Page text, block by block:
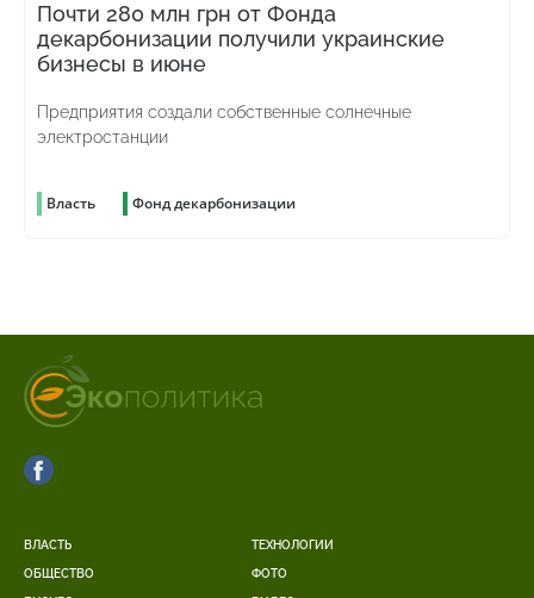
Почти 280 млн грн от Фонда
декарбонизации получили украинские
бизнесы в июне
Предприятия создали собственные солнечные
электростанции
Власть Фонд декарбонизации
ВЛАСТЬ
ОБЩЕСТВО
ТЕХНОЛОГИИ
ФОТО